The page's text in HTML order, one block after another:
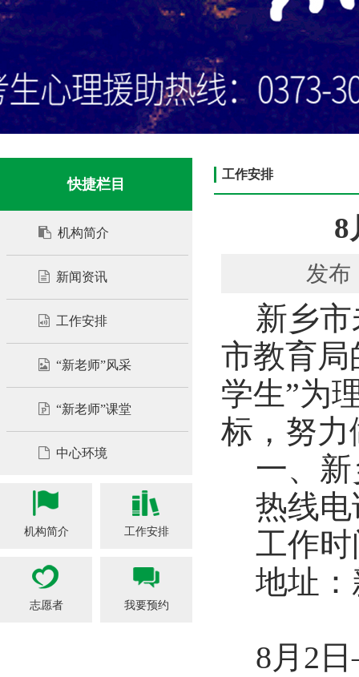
快捷栏目
机构简介
新闻资讯
工作安排
“新老师”风采
“新老师”课堂
中心环境
机构简介 工作安排
志愿者 我要预约
工作安排
8
发布
新乡
市教育局
学生”为
标，努
一、
热线电
工作
地址
8月2